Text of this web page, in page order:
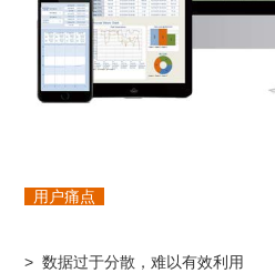
用户痛点
> 数据过于分散，难以有效利用